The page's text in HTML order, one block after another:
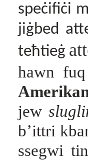
speċifiċi
jiġbed
teħtieġ
hawn
jew
b’ittri
ssegwi